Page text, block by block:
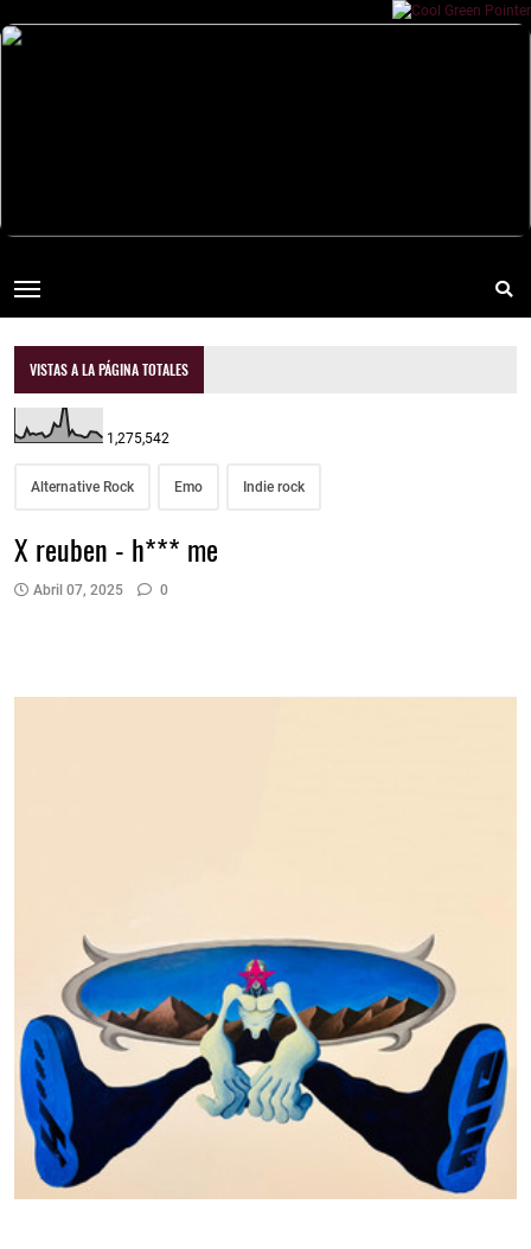
VISTAS A LA PÁGINA TOTALES
1,275,542
Alternative Rock Emo Indie rock
X reuben - h*** me
Abril 07, 2025 0